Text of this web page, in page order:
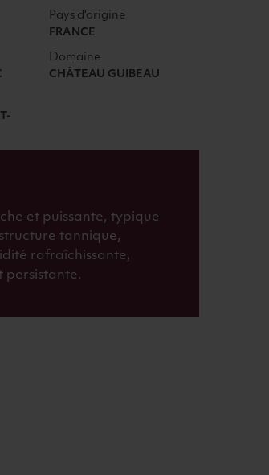
Pays d'origine
FRANCE
Domaine
CHÂTEAU GUIBEAU
et puissante, typique
tannique,
rafraîchissante,
persistante.